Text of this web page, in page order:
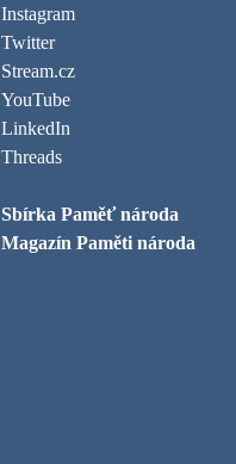
Instagram
Twitter
Stream.cz
YouTube
LinkedIn
Threads
Sbírka Paměť národa
Magazín Paměti národa